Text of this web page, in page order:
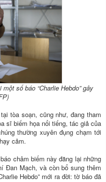
số báo “Charlie Hebdo” gây
tòa soạn, cũng như, đang tham
sĩ biếm họa nổi tiếng, tác giả của
thường xuyên đụng chạm tới
cảm.
châm biếm này đăng lại những
Đan Mạch, và còn bổ sung thêm
Hebdo” mới ra đời: tờ báo đã